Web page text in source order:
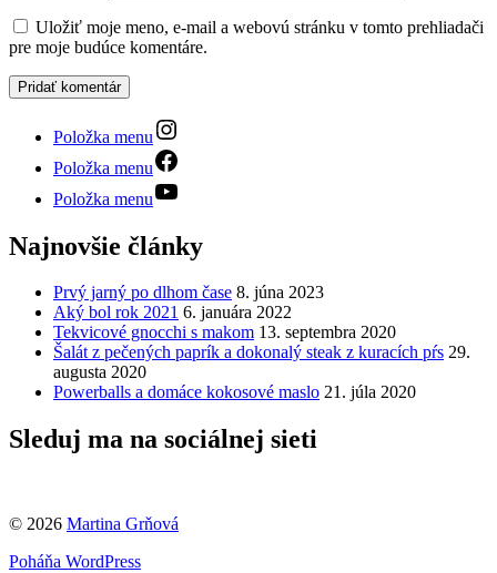
Uložiť moje meno, e-mail a webovú stránku v tomto prehliadači
pre moje budúce komentáre.
Položka menu
Položka menu
Položka menu
Najnovšie články
Prvý jarný po dlhom čase 8. júna 2023
Aký bol rok 2021 6. januára 2022
Tekvicové gnocchi s makom 13. septembra 2020
Šalát z pečených paprík a dokonalý steak z kuracích pŕs 29.
augusta 2020
Powerballs a domáce kokosové maslo 21. júla 2020
Sleduj ma na sociálnej sieti
© 2026 Martina Grňová
Poháňa WordPress